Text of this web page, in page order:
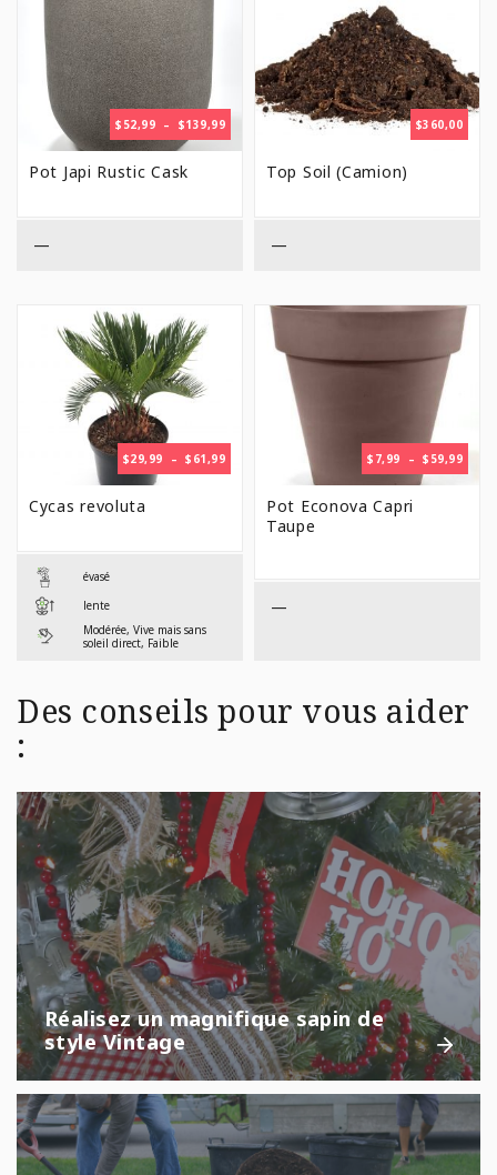
$ 52,99 – $139,99PLAGE
DE
Pot Japi Rustic Cask
—
$360,00
Top Soil (Camion)
—
$29,99 – $ 61,99PLAGE
DE
Cycas revoluta
évasé
lente
Modérée, Vive mais sans
soleil direct, Faible
$ 7,99 – $ 59,99
DE
Pot Econova Capri
Taupe
—
Des conseils pour vous aider
:
Réalisez un magnifique sapin de
style Vintage